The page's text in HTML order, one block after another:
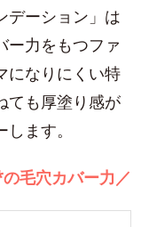
デーション」は
ー力をもつファ
になりにくい特
ても厚塗り感が
ます。
毛穴カバー力／